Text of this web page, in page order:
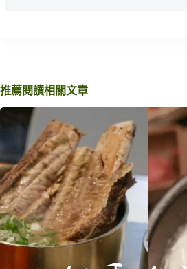
推薦閱讀相關文章